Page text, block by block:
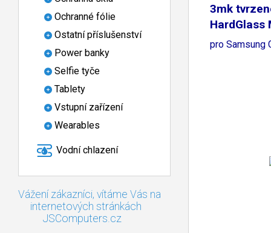
Ochranné fólie
Ostatní příslušenství
Power banky
Selfie tyče
Tablety
Vstupní zařízení
Wearables
Vodní chlazení
Vážení zákazníci, vítáme Vás na
internetových stránkách
JSComputers.cz
3mk
HardGlass
FrameFit
pro Samsung